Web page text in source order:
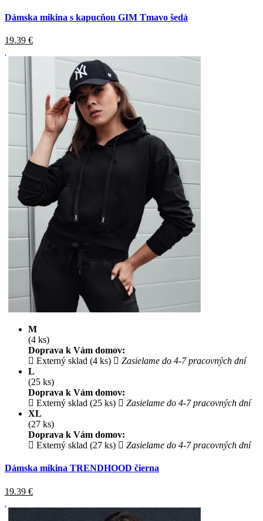
Dámska mikina s kapucňou GIM Tmavo šedá
19.39 €
M
(4 ks)
Doprava k Vám domov:
Externý sklad (4 ks)
Zasielame do 4-7 pracovných dní
L
(25 ks)
Doprava k Vám domov:
Externý sklad (25 ks)
Zasielame do 4-7 pracovných dní
XL
(27 ks)
Doprava k Vám domov:
Externý sklad (27 ks)
Zasielame do 4-7 pracovných dní
Dámska mikina TRENDHOOD čierna
19.39 €